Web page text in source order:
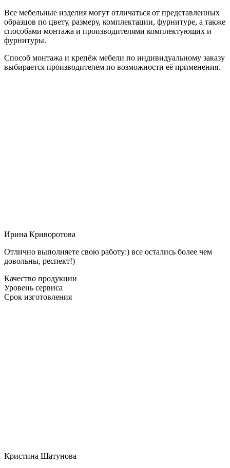
Все мебельные изделия могут отличаться от представленных
образцов по цвету, размеру, комплектации, фурнитуре, а также
способами монтажа и производителями комплектующих и
фурнитуры.
Способ монтажа и крепёж мебели по индивидуальному заказу
выбирается производителем по возможности её применения.
Ирина Криворотова
Отлично выполняете свою работу:) все остались более чем
довольны, респект!)
Качество продукции
Уровень сервиса
Срок изготовления
Кристина Шатунова